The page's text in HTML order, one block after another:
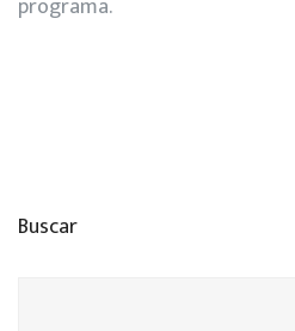
programa.
Buscar